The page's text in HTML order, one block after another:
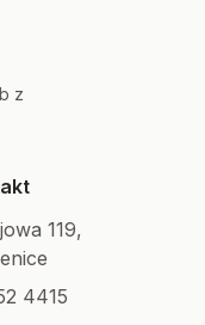
z
119,
4415